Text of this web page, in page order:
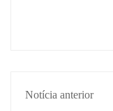
Notícia anterior